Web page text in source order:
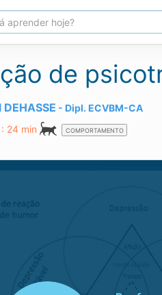
de
Dipl. ECVBM-CA
24 min
COMPORTAMENTO